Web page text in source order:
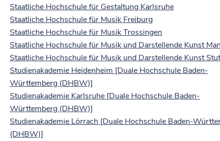
Staatliche Hochschule für Gestaltung Karlsruhe
Staatliche Hochschule für Musik Freiburg
Staatliche Hochschule für Musik Trossingen
Staatliche Hochschule für Musik und Darstellende Kunst
Staatliche Hochschule für Musik und Darstellende Kunst
Studienakademie Heidenheim [Duale Hochschule Baden-
Württemberg (DHBW)]
Studienakademie Karlsruhe [Duale Hochschule Baden-
Württemberg (DHBW)]
Studienakademie Lörrach [Duale Hochschule Baden-
(DHBW)]